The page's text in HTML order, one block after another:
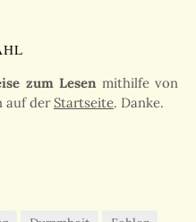
zum Lesenmithilfe von
auf der Startseite. Danke.